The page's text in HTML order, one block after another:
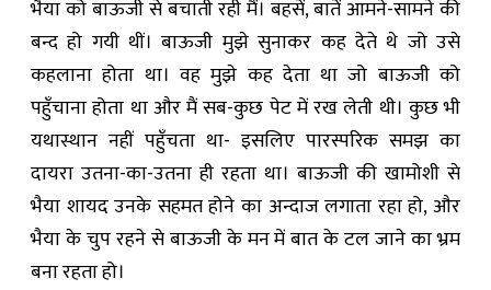
भैया को बाऊजी से बचाती रही मैं। बहसें, बातें आमने-सामने की
बन्द हो गयी थीं। बाऊजी मुझे सुनाकर कह देते थे जो उसे
कहलाना होता था। वह मुझे कह देता था जो बाऊजी को
पहुँचाना होता था और मैं सब-कुछ पेट में रख लेती थी। कुछ भी
यथास्थान नहीं पहुँचता था- इसलिए पारस्परिक समझ का
दायरा उतना-का-उतना ही रहता था। बाऊजी की खामोशी से
भैया शायद उनके सहमत होने का अन्दाज लगाता रहा हो, और
भैया के चुप रहने से बाऊजी के मन में बात के टल जाने का भ्रम
बना रहता हो।